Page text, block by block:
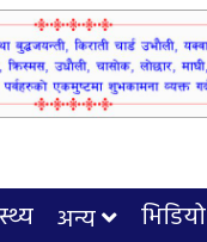
अन्य भिडियो